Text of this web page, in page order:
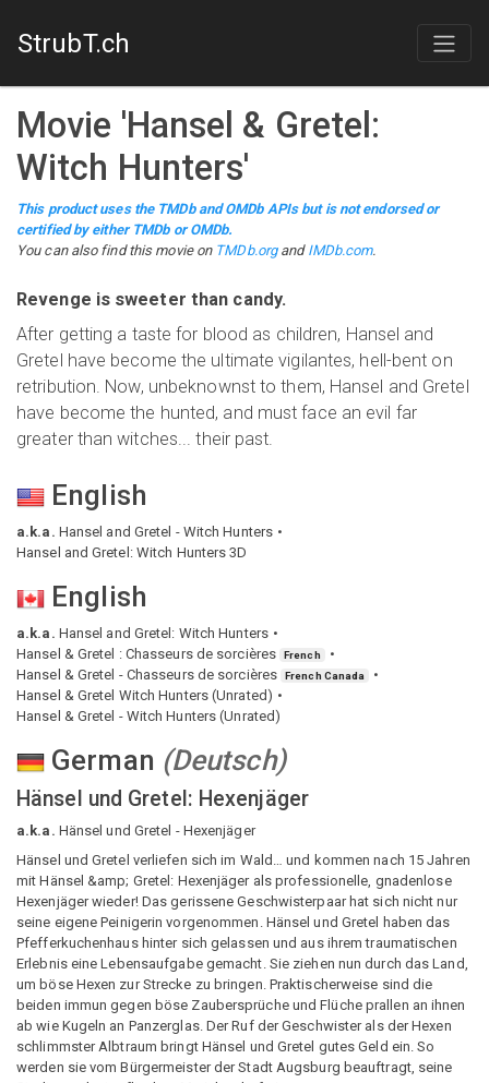
StrubT.ch
Movie 'Hansel & Gretel:
Witch Hunters'
This product uses the TMDb and OMDb APIs but is not endorsed or
certified by either TMDb or OMDb.
You can also find this movieon TMDb.organd IMDb.com.
Revenge is sweeter than candy.
After getting a taste for blood as children, Hansel and
Gretel have become the ultimate vigilantes, hell-bent on
retribution. Now, unbeknownst to them, Hansel and Gretel
have become the hunted, and must face an evil far
greater than witches... their past.
English
a.k.a. Hansel and Gretel - Witch Hunters
Hansel and Gretel: Witch Hunters 3D
English
a.k.a. Hansel and Gretel: Witch Hunters
Hansel & Gretel : Chasseurs de sorcières
French
Hansel & Gretel - Chasseurs de sorcières French Canada
Hansel & Gretel Witch Hunters (Unrated)
Hansel & Gretel - Witch Hunters (Unrated)
German (Deutsch)
Hänsel und Gretel: Hexenjäger
a.k.a. Hänsel und Gretel - Hexenjäger
Hänsel und Gretel verliefen sich im Wald… und kommen nach 15 Jahren
mit Hänsel &amp; Gretel: Hexenjäger als professionelle, gnadenlose
Hexenjäger wieder! Das gerissene Geschwisterpaar hat sich nicht nur
seine eigene Peinigerin vorgenommen. Hänsel und Gretel haben das
Pfefferkuchenhaus hinter sich gelassen und aus ihrem traumatischen
Erlebnis eine Lebensaufgabe gemacht. Sie ziehen nun durch das Land,
um böse Hexen zur Strecke zu bringen. Praktischerweise sind die
beiden immun gegen böse Zaubersprüche und Flüche prallen an ihnen
ab wie Kugeln an Panzerglas. Der Ruf der Geschwister als der Hexen
schlimmster Albtraum bringt Hänsel und Gretel gutes Geld ein. So
werden sie vom Bürgermeister der Stadt Augsburg beauftragt, seine